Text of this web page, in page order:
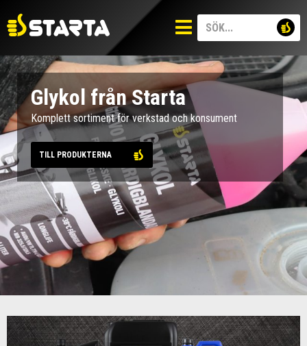
Glykol från Starta
Komplett sortiment för verkstad och konsument
TILL PRODUKTERNA